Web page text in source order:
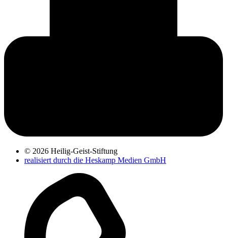
© 2026 Heilig-Geist-Stiftung
realisiert durch die Heskamp Medien GmbH